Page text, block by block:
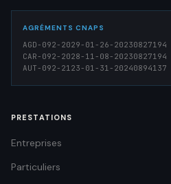
AGRÉMENTS CNAPS
AGD-092-2029-01-26-20230827194
CAR-092-2028-11-08-20230827194
AUT-092-2123-01-31-20240894137
PRESTATIONS
Entreprises
Particuliers